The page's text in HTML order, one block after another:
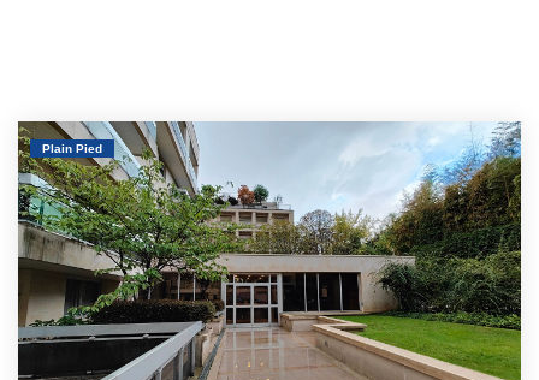
Plain Pied